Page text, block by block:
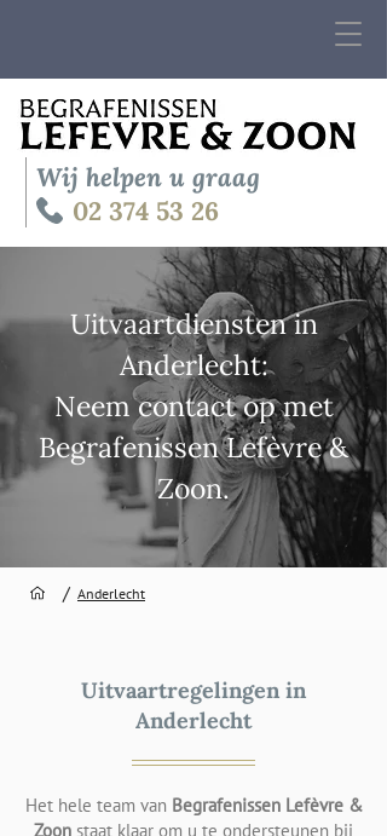
Wij helpen u graag
02 374 53 26
Uitvaartdiensten in
Anderlecht:
Neem contact op met
Begrafenissen Lefèvre &
Zoon.
/ Anderlecht
Uitvaartregelingen in
Anderlecht
Het hele team van Begrafenissen Lefèvre &
Zoon staat klaar om u te ondersteunen bij